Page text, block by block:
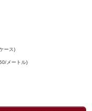
ース)
メートル)